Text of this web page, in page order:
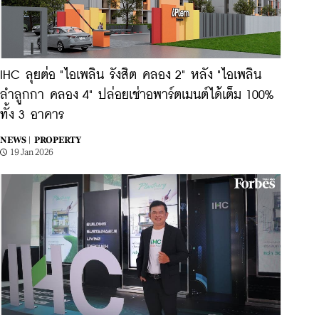
IHC ลุยต่อ "ไอเพลิน รังสิต คลอง 2" หลัง "ไอเพลิน
ลำลูกกา คลอง 4" ปล่อยเช่าอพาร์ตเมนต์ได้เต็ม 100%
ทั้ง 3 อาคาร
NEWS |
PROPERTY
19 Jan 2026